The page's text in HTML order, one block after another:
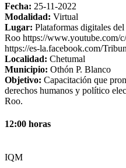
Fecha: 25-11-2022
Modalidad: Virtual
Lugar: Plataformas digitales
Roo https://www.youtube.com/
https://es-la.facebook.com/
Localidad: Chetumal
Municipio: Othón P. Blanco
Objetivo: Capacitación que
derechos humanos y político
Roo.
12:00 horas
IQM